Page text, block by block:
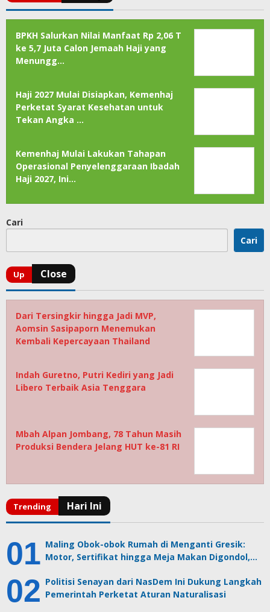
BPKH Salurkan Nilai Manfaat Rp 2,06 T
ke 5,7 Juta Calon Jemaah Haji yang
Menungg…
Haji 2027 Mulai Disiapkan, Kemenhaj
Perketat Syarat Kesehatan untuk
Tekan Angka …
Kemenhaj Mulai Lakukan Tahapan
Operasional Penyelenggaraan Ibadah
Haji 2027, Ini…
Cari
Cari
Dari Tersingkir hingga Jadi MVP,
Aomsin Sasipaporn Menemukan
Kembali Kepercayaan Thailand
Indah Guretno, Putri Kediri yang Jadi
Libero Terbaik Asia Tenggara
Mbah Alpan Jombang, 78 Tahun Masih
Produksi Bendera Jelang HUT ke-81 RI
Maling Obok-obok Rumah di Menganti Gresik:
Motor, Sertifikat hingga Meja Makan Digondol,…
Politisi Senayan dari NasDem Ini Dukung Langkah
Pemerintah Perketat Aturan Naturalisasi